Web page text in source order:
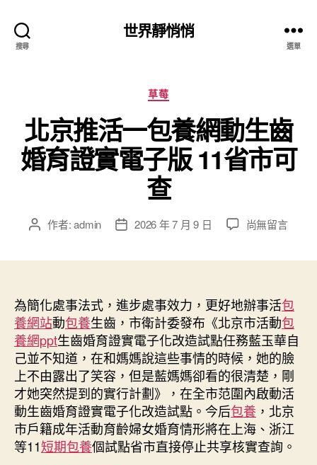
搜尋
世界靜悄悄
選單
分
類
草莓
北京推活一包養網動生齒
婚育證實電子版 11省市可
查
文 作者:admin
文
期
2026 年 7 月 9 日
在
一
包
養
網
動
生
齒
婚
育
證
實
尚無留言
為簡化處事法式，進步處事效力，更好地辦事活包
養網站動包養生齒，市衛計委發布《北京市活動包
養網ppt生齒婚育證實電子化改造試點任務藍玉華自
己並不知道，在和媽媽說這些事情的時候，她的臉
上不由露出了笑容，但是藍媽媽卻看的很清楚，剛
才她突然提到的實行計劃》，在全市范圍內啟動活
動生齒婚育證實電子化改造試點。今后包養 ，北京
市戶籍成年活動育齡婦女婚育情形將在上海、浙江
等11短期包養個試點省市直接停止共享核實查詢。